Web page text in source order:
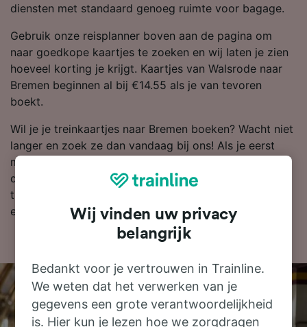
diensten met standaard genoeg ruimte voor bagage.
Gebruik onze reisplanner boven aan de pagina om
naar goedkope kaartjes te zoeken en wij laten je zien
hoeveel korting je krijgt. Kaartjes van Walsrode naar
Bremen beginnen al bij €14.55 als je van tevoren
boekt.
Wil je je treinkaartjes naar Bremen boeken? Wacht niet
langer en zoek ze dan vandaag bij ons! Als je eerst
meer wilt weten over je reis, vind je hieronder onze
dienstregeling, tips voor het boeken van goedkope
treinkaartjes en veelgestelde vragen, zoals de eerste
en laatste treinen.Wij vinden uw privacy
belangrijk
Bedankt voor je vertrouwen in Trainline.
We weten dat het verwerken van je
gegevens een grote verantwoordelijkheid
is. Hier kun je lezen hoe we zorgdragen